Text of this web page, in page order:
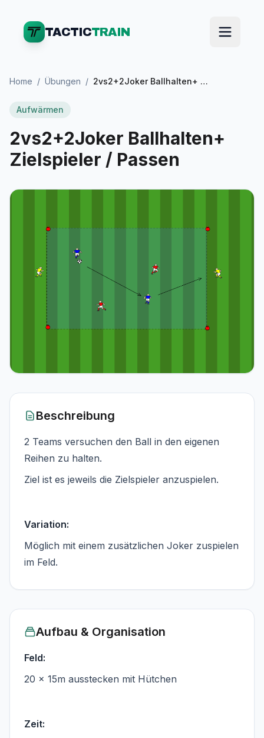
TACTICTRAIN
Home / Übungen / 2vs2+2Joker Ballhalten+ Zielspieler / Passen
Aufwärmen
2vs2+2Joker Ballhalten+
Zielspieler / Passen
Beschreibung
2 Teams versuchen den Ball in den eigenen
Reihen zu halten.
Ziel ist es jeweils die Zielspieler anzuspielen.
Variation:
Möglich mit einem zusätzlichen Joker zuspielen
im Feld.
Aufbau & Organisation
Feld:
20 x 15m ausstecken mit Hütchen
Zeit: